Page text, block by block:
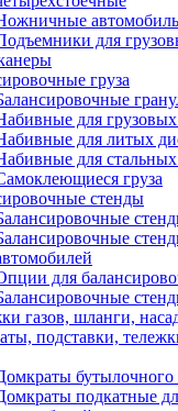
для
груза
для грузовых
для литых
для стальных
груза
стенды
для
газов, шланги,
подставки,
бутылочного
подкатные